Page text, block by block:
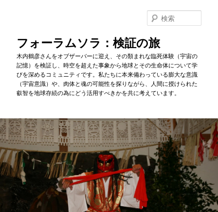
フォーラムソラ：検証の旅
木内鶴彦さんをオブザーバーに迎え、その類まれな臨死体験（宇宙の
記憶）を検証し、時空を超えた事象から地球とその生命体について学
びを深めるコミュニティです。私たちに本来備わっている膨大な意識
（宇宙意識）や、肉体と魂の可能性を探りながら、人間に授けられた
叡智を地球存続の為にどう活用すべきかを共に考えています。
索